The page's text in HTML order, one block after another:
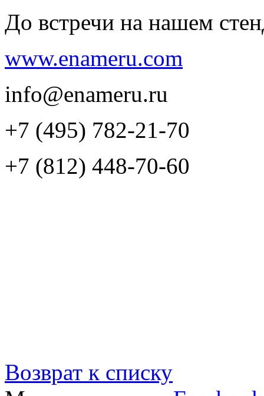
До встречи на нашем
www.enameru.com
info@enameru.ru
+7 (495) 782-21-70
+7 (812) 448-70-60
Возврат к списку